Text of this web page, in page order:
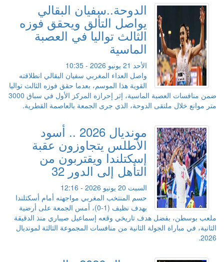
الدوحة..سفيان البقالي
يواصل التألق ويحقق فوزه
الثالث تواليا في العصبة
الماسية
الأحد 21 يونيو 2026 - 10:35
واصل العداء المغربي سفيان البقالي انطلاقته
القوية هذا الموسم، بعدما حقق فوزه الثالث تواليا
ضمن منافسات العصبة الماسية، إثر إحرازه المركز الأول في سباق 3000
متر موانع خلال ملتقى الدوحة، الذي جرى الجمعة بالعاصمة القطرية.
مونديال 2026 .. أسود
الأطلس يتجاوزون عقبة
إسكتلندا ويقتربون من
التأهل إلى الدور 32
السبت 20 يونيو 2026 - 12:16
حسم المنتخب المغربي مواجهته أمام أسكتلندا
بهدف نظيف (1-0)، أمس الجمعة على أرضية
ملعب بوسطن، بفضل هدف تاريخي وقعه إسماعيل صيباري منذ الدقيقة
الثانية، في مباراة الجولة الثانية من منافسات المجموعة الثالثة لمونديال
2026.